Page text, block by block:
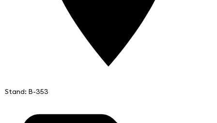
Stand: B-353